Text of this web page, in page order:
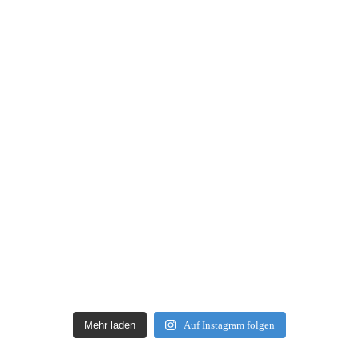
Mehr laden Auf Instagram folgen